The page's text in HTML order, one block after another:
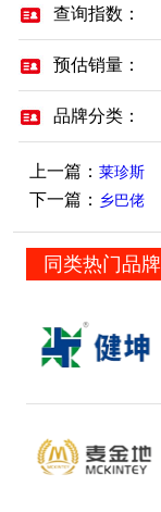
查询指数：
预估销量：
品牌分类：
上一篇： 莱珍斯
下一篇： 乡巴佬
同类热门品牌